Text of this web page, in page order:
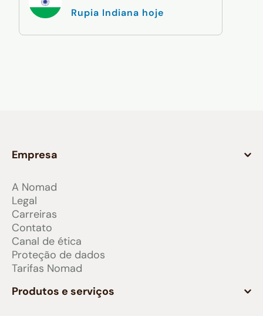
Rupia Indiana hoje
Empresa
A Nomad
Legal
Carreiras
Contato
Canal de ética
Proteção de dados
Tarifas Nomad
Produtos e serviços